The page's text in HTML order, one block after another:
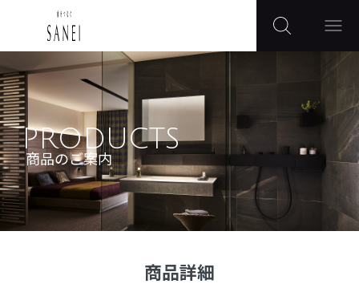
PRODUCTS
商品のご案内
商品詳細